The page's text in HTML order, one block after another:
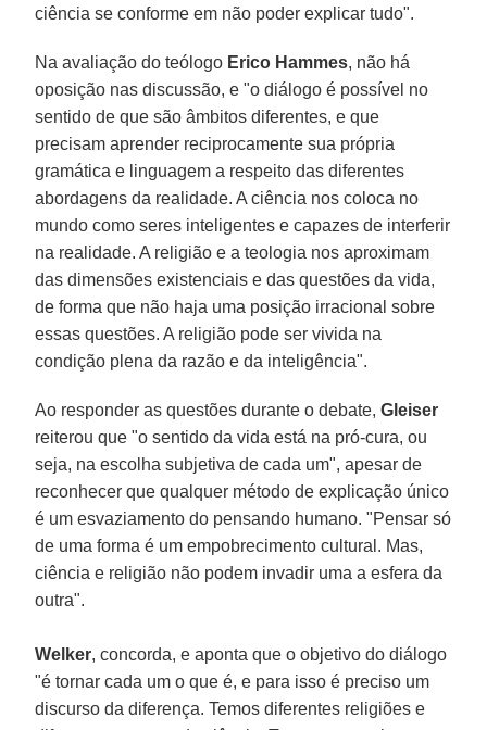
ciência se conforme em não poder explicar tudo".
Na avaliação do teólogo Erico Hammes, não há
oposição nas discussão, e "o diálogo é possível no
sentido de que são âmbitos diferentes, e que
precisam aprender reciprocamente sua própria
gramática e linguagem a respeito das diferentes
abordagens da realidade. A ciência nos coloca no
mundo como seres inteligentes e capazes de interferir
na realidade. A religião e a teologia nos aproximam
das dimensões existenciais e das questões da vida,
de forma que não haja uma posição irracional sobre
essas questões. A religião pode ser vivida na
condição plena da razão e da inteligência".
Ao responder as questões durante o debate,Gleiser
reiterou que "o sentido da vida está na pró-cura, ou
seja, na escolha subjetiva de cada um", apesar de
reconhecer que qualquer método de explicação único
é um esvaziamento do pensando humano. "Pensar só
de uma forma é um empobrecimento cultural. Mas,
ciência e religião não podem invadir uma a esfera da
outra".
Welker, concorda, e aponta que o objetivo do diálogo
"é tornar cada um o que é, e para isso é preciso um
discurso da diferença. Temos diferentes religiões e